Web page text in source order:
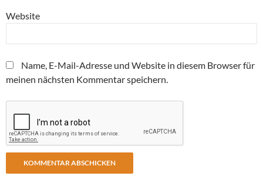
Website
Name, E-Mail-Adresse und Website in diesem Browser für
meinen nächsten Kommentar speichern.